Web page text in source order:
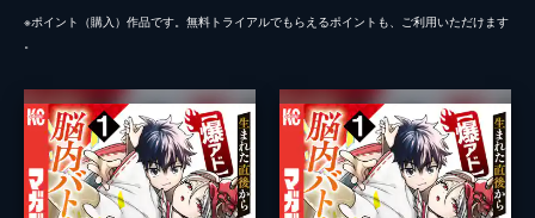
※ポイント（購⼊）作品です。無料トライアルでもらえるポイントも、ご利⽤いただけます